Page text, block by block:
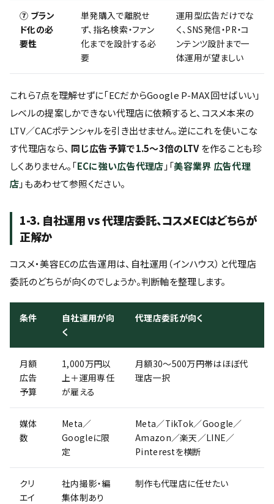
⑦ ブラン
ド化の必
要性
単発購入で離脱せ
ず、指名検索・ファン
化までを設計する必
要
運用型広告だけでな
く、SNS発信・PR・コ
ンテンツ設計まで一
体運用が望ましい
これら7点を理解せずに「ECだからGoogle P-MAX回せばいい」
レベルの提案しかできない代理店に依頼すると、コスメ本来の
LTV／CACポテンシャルを引き出せません。逆にこれを使いこな
す代理店なら、 同じ広告予算で1.5〜3倍のLTVを作ることも珍
しくありません。「ECに強い広告代理店 」「美容業界 広告代理
店」もあわせて参照ください。
1-3. 自社運用 vs 代理店委託、コスメECはどちらが
正解か
コスメ・美容ECの広告運用は、自社運用（インハウス）と代理店
委託のどちらが向くのでしょうか。判断軸を整理します。
条件
自社運用が向
く
代理店委託が向く
月額
広告
予算
1,000万円以
上＋運用専任
が雇える
月額30〜500万円帯はほぼ代
理店一択
媒体
数
Meta／
Googleに限
定
Meta／TikTok／Google／
Amazon／楽天／LINE／
Pinterestを横断
クリ
エイ
社内撮影・編
集体制あり
制作も代理店に任せたい